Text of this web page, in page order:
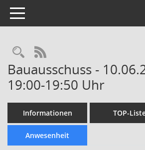
Toggle navigation
Rechercheauswahl
RSS-Feed
Bauausschuss -
19:00-19:50 Uhr
Informationen TOP-
Anwesenheit